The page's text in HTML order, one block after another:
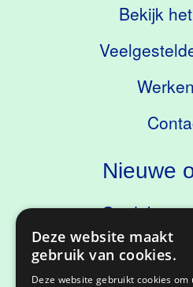
Nieuwe
Ontdek
Bekijk
Deze website maakt
gebruik van cookies.
Deze website gebruikt cookies om